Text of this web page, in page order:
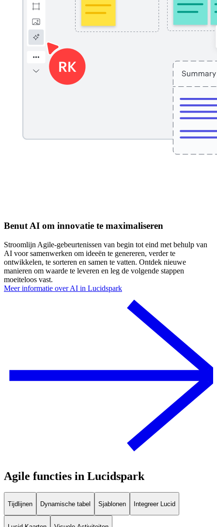
Benut AI om innovatie te maximaliseren
Stroomlijn Agile-gebeurtenissen van begin tot eind met behulp van
AI voor samenwerken om ideeën te genereren, verder te
ontwikkelen, te sorteren en samen te vatten. Ontdek nieuwe
manieren om waarde te leveren en leg de volgende stappen
moeiteloos vast.
Meer informatie over AI in Lucidspark
Agile functies in Lucidspark
Tijdlijnen Dynamische tabel Sjablonen Integreer Lucid